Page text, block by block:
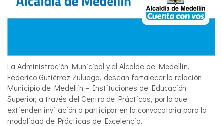
La Administración Municipal y el Alcalde de Medellín,
Federico Gutiérrez Zuluaga, desean fortalecer la relación
Municipio de Medellín – Instituciones de Educación
Superior, a través del Centro de Prácticas, por lo que
extienden invitación a participar en la convocatoria para la
modalidad de Prácticas de Excelencia.